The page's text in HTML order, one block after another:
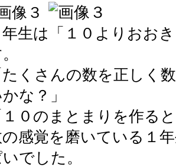
年生は「１０よりおお
たくさんの数を正しく
な？」
１０のまとまりを作る
感覚を磨いている１
でした。